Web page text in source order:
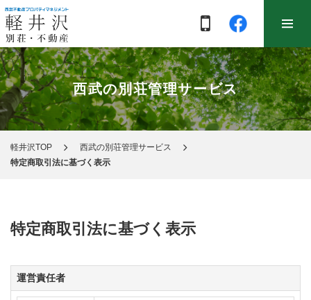
西武の別荘管理サービス
軽井沢TOP
西武の別荘管理サービス
特定商取引法に基づく表示
特定商取引法に基づく表示
運営責任者